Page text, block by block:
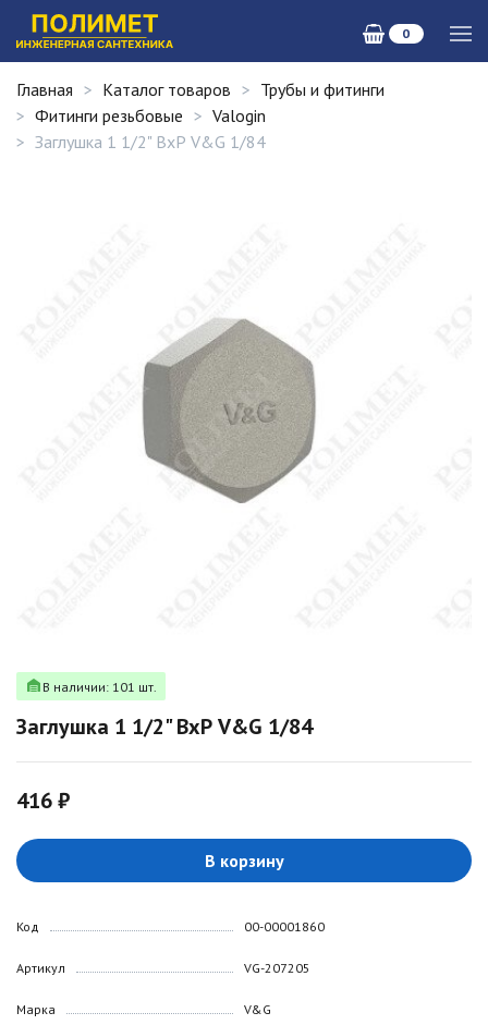
0
Главная Каталог товаров
Трубы и фитинги
Фитинги резьбовые
Valogin
Заглушка 1 1/2" ВхР V&G 1/84
В наличии: 101 шт.
Заглушка 1 1/2" ВхР V&G 1/84
416 ₽
В корзину
Код
Артикул
Марка
00-00001860
VG-207205
V&G